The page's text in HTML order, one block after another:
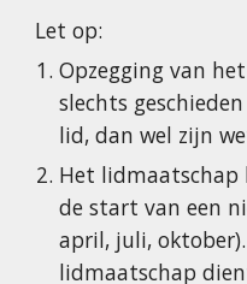
Let op:
Opzegging van
slechts
lid, dan wel zijn
Het
de start van een
april, juli,
lidmaatschap